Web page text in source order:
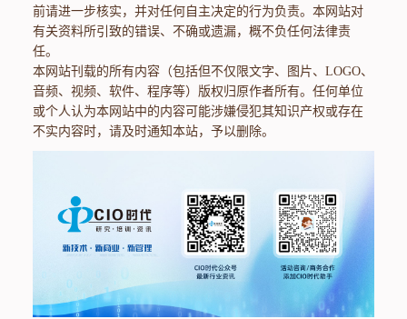
前请进一步核实，并对任何自主决定的行为负责。本网站对
有关资料所引致的错误、不确或遗漏，概不负任何法律责
任。
本网站刊载的所有内容（包括但不仅限文字、图片、LOGO、
音频、视频、软件、程序等）版权归原作者所有。任何单位
或个人认为本网站中的内容可能涉嫌侵犯其知识产权或存在
不实内容时，请及时通知本站，予以删除。